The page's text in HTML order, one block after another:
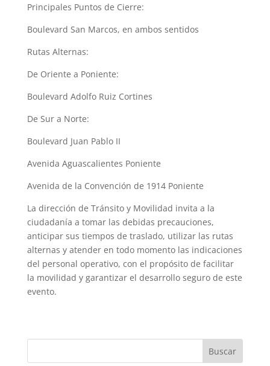
Principales Puntos de Cierre:
Boulevard San Marcos, en ambos sentidos
Rutas Alternas:
De Oriente a Poniente:
Boulevard Adolfo Ruiz Cortines
De Sur a Norte:
Boulevard Juan Pablo II
Avenida Aguascalientes Poniente
Avenida de la Convención de 1914 Poniente
La dirección de Tránsito y Movilidad invita a la
ciudadanía a tomar las debidas precauciones,
anticipar sus tiempos de traslado, utilizar las rutas
alternas y atender en todo momento las indicaciones
del personal operativo, con el propósito de facilitar
la movilidad y garantizar el desarrollo seguro de este
evento.
Buscar